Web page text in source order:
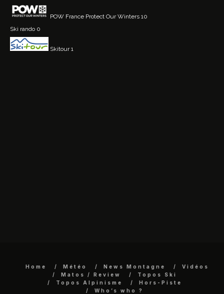
POW France Protect Our Winters 10
Ski rando 0
Skitour1
Home Météo News Montagne
Vidéos
Matos / Review
Topos Ski
Topos Alpinisme
Hors-Piste
Who’s who ?